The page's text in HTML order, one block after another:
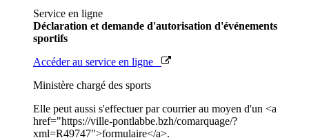
Service en ligne
Déclaration et demande d'autorisation d'événements
sportifs
Accéder au service en ligne
Ministère chargé des sports
Elle peut aussi s'effectuer par courrier au moyen d'un <a
href="https://ville-pontlabbe.bzh/comarquage/?
xml=R49747">formulaire</a>.